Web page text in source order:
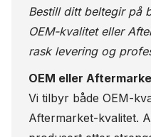
Bestill ditt beltegir på
OEM-kvalitet eller
rask levering og
OEM eller
Vi tilbyr både OEM-
Aftermarket-kvalitet.